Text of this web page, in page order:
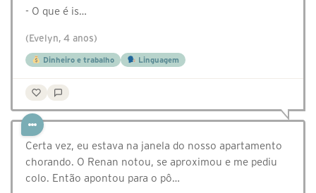
- O que é is…
(Evelyn, 4 anos)
Dinheiro e trabalho Linguagem
Certa vez, eu estava na janela do nosso apartamento
chorando. O Renan notou, se aproximou e me pediu
colo. Então apontou para o pô…